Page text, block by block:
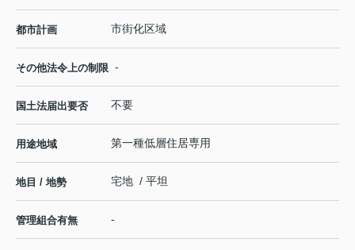
都市計画 市街化区域
その他法令上の制限 -
国土法届出要否 不要
用途地域 第一種低層住居専用
地目 / 地勢 宅地 / 平坦
管理組合有無 -